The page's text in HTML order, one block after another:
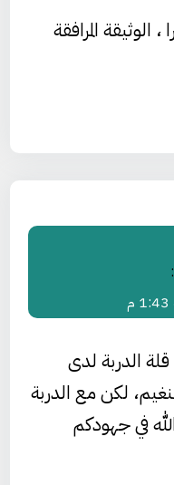
الوثيقة المرافقة
:
الدربة لدى
لكن مع الدربة
في جهودكم